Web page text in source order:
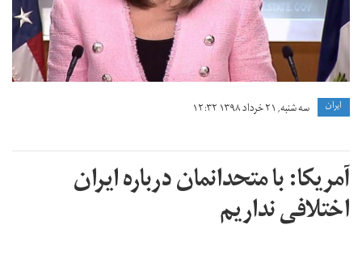
ايران سه شنبه, ۲۱ خرداد ۱۳۹۸ ۱۲:۳۲
آمریکا: با متحدانمان درباره ایران
اختلافی نداریم